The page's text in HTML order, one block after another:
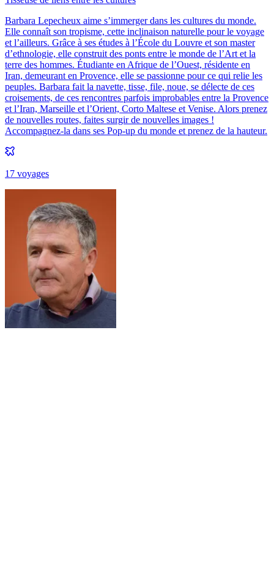
Barbara Lepecheux aime s’immerger dans les cultures du monde.
Elle connaît son tropisme, cette inclinaison naturelle pour le voyage
et l’ailleurs. Grâce à ses études à l’École du Louvre et son master
d’ethnologie, elle construit des ponts entre le monde de l’Art et la
terre des hommes. Étudiante en Afrique de l’Ouest, résidente en
Iran, demeurant en Provence, elle se passionne pour ce qui relie les
peuples. Barbara fait la navette, tisse, file, noue, se délecte de ces
croisements, de ces rencontres parfois improbables entre la Provence
et l’Iran, Marseille et l’Orient, Corto Maltese et Venise. Alors prenez
de nouvelles routes, faites surgir de nouvelles images !
Accompagnez-la dans ses Pop-up du monde et prenez de la hauteur.
17 voyages